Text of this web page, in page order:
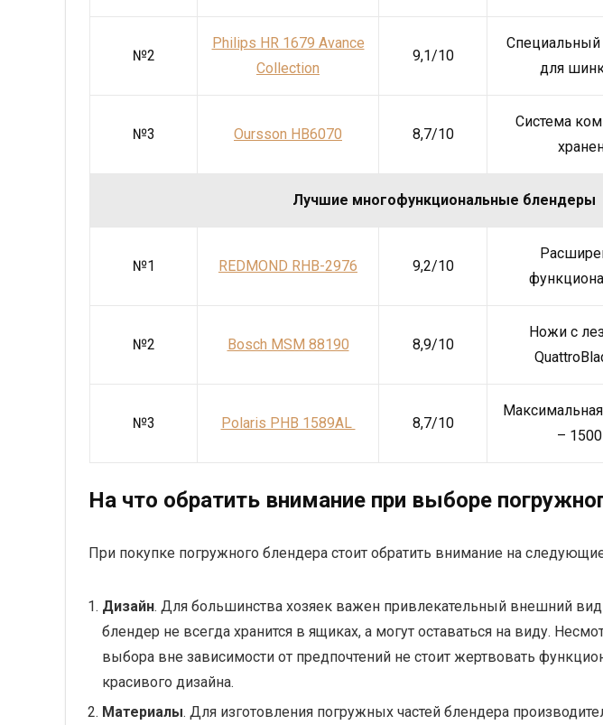
№2
Philips HR 1679 Avance
Collection
9,1/10
Специальный
для
№3 Oursson HB6070 8,7/10
Система
Лучшие многофункциональные блендеры
№1 REDMOND RHB-2976 9,2/10
№2 Bosch MSM 88190 8,9/10
Ножи с
№3 Polaris PHB 1589AL 8,7/10
–
На что обратить внимание при выборе
При покупке погружного блендера стоит обратить внимание на
Дизайн. Для большинства хозяек важен привлекательный внешний вид
блендер не всегда хранится в ящиках, а могут оставаться на виду.
выбора вне зависимости от предпочтений не стоит жертвовать
красивого дизайна.
Материалы. Для изготовления погружных частей блендера